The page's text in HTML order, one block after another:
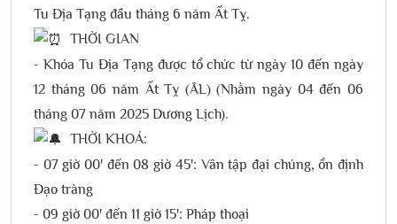
Tu Địa Tạng đầu tháng 6 năm Ất Tỵ.
THỜI GIAN
- Khóa Tu Địa Tạng được tổ chức từ ngày 10 đến ngày
12 tháng 06 năm Ất Tỵ (ÂL) (Nhằm ngày 04 đến 06
tháng 07 năm 2025 Dương Lịch).
THỜI KHOÁ:
- 07 giờ 00' đến 08 giờ 45': Vân tập đại chúng, ổn định
Đạo tràng
- 09 giờ 00' đến 11 giờ 15': Pháp thoại